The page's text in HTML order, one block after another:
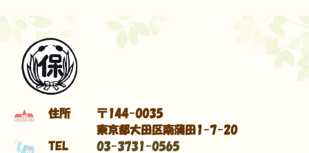
住所
〒144-0035
東京都大田区南蒲田1-7-20
TEL
03-3731-0565